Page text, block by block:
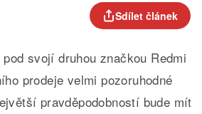
Sdílet článek
svojí druhou značkou Redmi
prodeje velmi pozoruhodné
pravděpodobností bude mít